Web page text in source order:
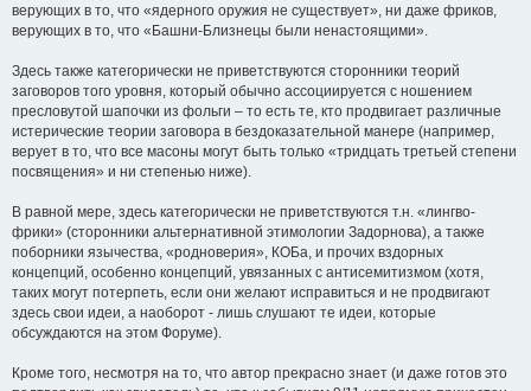
верующих в то, что «ядерного оружия не существует», ни даже фриков,
верующих в то, что «Башни-Близнецы были ненастоящими».
Здесь также категорически не приветствуются сторонники теорий
заговоров того уровня, который обычно ассоциируется с ношением
пресловутой шапочки из фольги – то есть те, кто продвигает различные
истерические теории заговора в бездоказательной манере (например,
верует в то, что все масоны могут быть только «тридцать третьей степени
посвящения» и ни степенью ниже).
В равной мере, здесь категорически не приветствуются т.н. «лингво-
фрики» (сторонники альтернативной этимологии Задорнова), а также
поборники язычества, «родноверия», КОБа, и прочих вздорных
концепций, особенно концепций, увязанных с антисемитизмом (хотя,
таких могут потерпеть, если они желают исправиться и не продвигают
здесь свои идеи, а наоборот - лишь слушают те идеи, которые
обсуждаются на этом Форуме).
Кроме того, несмотря на то, что автор прекрасно знает (и даже готов это